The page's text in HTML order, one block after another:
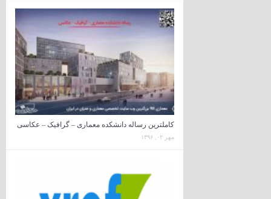
کاملترین رساله دانشکده معماری – گرافیک – عکاسی
مهر ۰۲, ۱۳۹۶